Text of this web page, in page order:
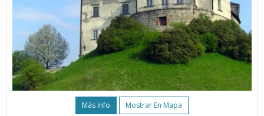
Más Info Mostrar En Mapa